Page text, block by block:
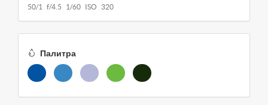
50/1 f/4.5 1/60 ISO 320
Палитра